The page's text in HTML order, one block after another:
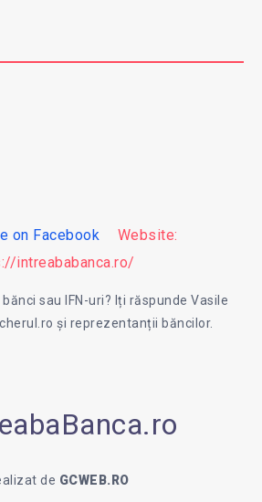
on Facebook
Website:
intreababanca.ro/
sau IFN-uri? Iți răspunde Vasile
și reprezentanții băncilor.
de GCWEB.RO